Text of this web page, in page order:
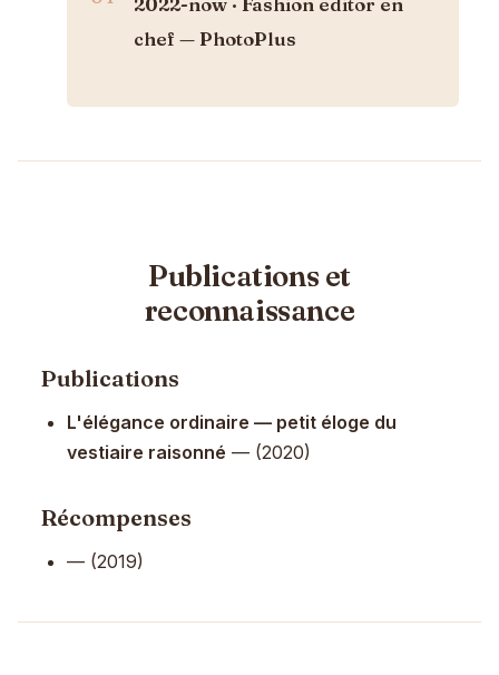
chef — PhotoPlus
Publications et
reconnaissance
Publications
L'élégance ordinaire — petit éloge du
vestiaire raisonné — (2020)
Récompenses
— (2019)